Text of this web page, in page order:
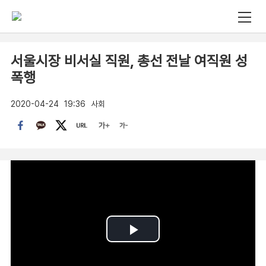
서울시장 비서실 직원, 총선 전날 여직원 성
폭행
2020-04-24 19:36 사회